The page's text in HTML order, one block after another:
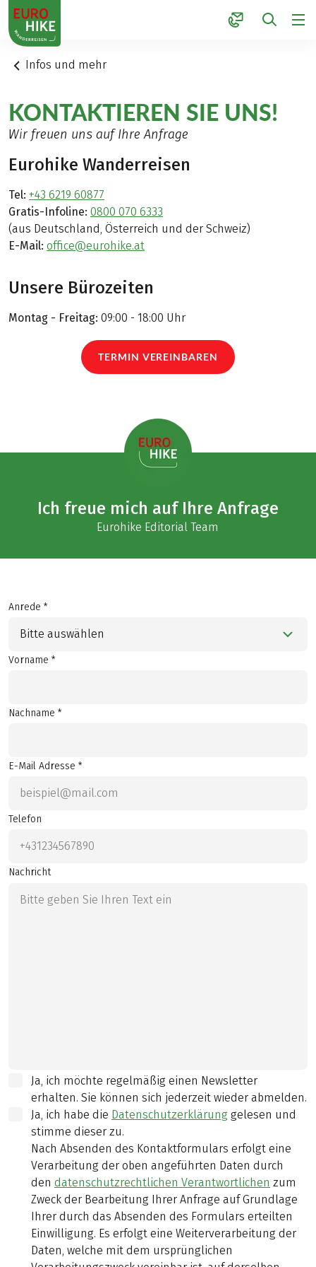
1
Infos und mehr
KONTAKTIEREN SIE UNS!
Wir freuen uns auf Ihre Anfrage
Eurohike Wanderreisen
Tel: +43 6219 60877
Gratis-Infoline: 0800 070 6333
(aus Deutschland, Österreich und der Schweiz)
E-Mail: office@eurohike.at
Unsere Bürozeiten
Montag - Freitag: 09:00 - 18:00 Uhr
TERMIN VEREINBAREN
Ich freue mich auf Ihre Anfrage
Eurohike Editorial Team
Anrede *
Bitte auswählen
Vorname *
Nachname *
E-Mail Adresse *
Telefon
Nachricht
Ja, ich möchte regelmäßig einen Newsletter
erhalten. Sie können sich jederzeit wieder abmelden.
Ja, ich habe die Datenschutzerklärung gelesen und
stimme dieser zu.
Nach Absenden des Kontaktformulars erfolgt eine
Verarbeitung der oben angeführten Daten durch
den datenschutzrechtlichen Verantwortlichen zum
Zweck der Bearbeitung Ihrer Anfrage auf Grundlage
Ihrer durch das Absenden des Formulars erteilten
Einwilligung. Es erfolgt eine Weiterverarbeitung der
Daten, welche mit dem ursprünglichen